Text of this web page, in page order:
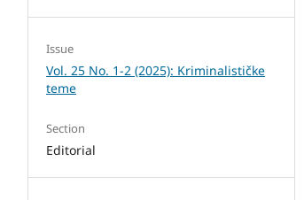
Issue
Vol. 25 No. 1-2 (2025): Kriminalističke
teme
Section
Editorial